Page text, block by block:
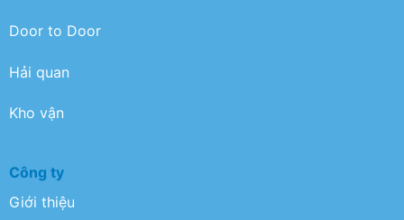
Door to Door
Hải quan
Kho vận
Công ty
Giới thiệu